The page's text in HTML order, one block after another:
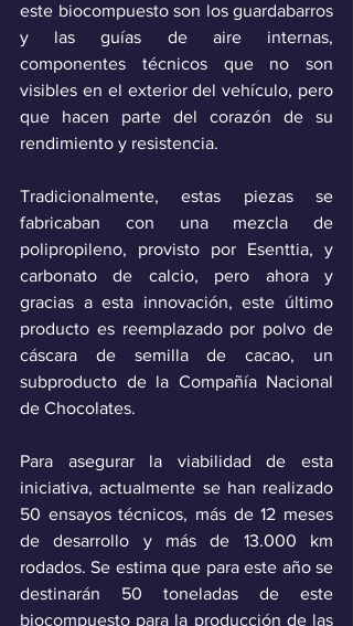
este biocompuesto son los guardabarros
y las guías de aire internas,
componentes técnicos que no son
visibles en el exterior del vehículo, pero
que hacen parte del corazón de su
rendimiento y resistencia.
Tradicionalmente, estas piezas se
fabricaban con una mezcla de
polipropileno, provisto por Esenttia, y
carbonato de calcio, pero ahora y
gracias a esta innovación, este último
producto es reemplazado por polvo de
cáscara de semilla de cacao, un
subproducto de la Compañía Nacional
de Chocolates.
Para asegurar la viabilidad de esta
iniciativa, actualmente se han realizado
50 ensayos técnicos, más de 12 meses
de desarrollo y más de 13.000 km
rodados. Se estima que para este año se
destinarán 50 toneladas de este
biocompuesto para la producción de las